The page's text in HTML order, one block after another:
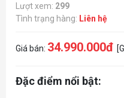
Lượt xem: 299
Tình trạng hàng: Liên hệ
Giá bán: 34.990.000đ
Đặc điểm nổi bật: